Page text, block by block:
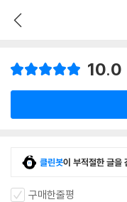
10.0
클린봇이 부적절한 글을
구매한줄평